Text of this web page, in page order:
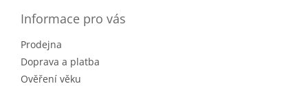
Informace pro vás
Prodejna
Doprava a platba
Ověření věku